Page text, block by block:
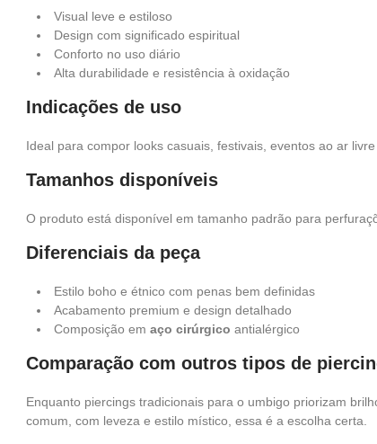
Visual leve e estiloso
Design com significado espiritual
Conforto no uso diário
Alta durabilidade e resistência à oxidação
Indicações de uso
Ideal para compor looks casuais, festivais, eventos ao ar
Tamanhos disponíveis
O produto está disponível em tamanho padrão para
Diferenciais da peça
Estilo boho e étnico com penas bem definidas
Acabamento premium e design detalhado
Composição em aço cirúrgico antialérgico
Comparação com outros tipos de
Enquanto piercings tradicionais para o umbigo priorizam
comum, com leveza e estilo místico, essa é a escolha certa.